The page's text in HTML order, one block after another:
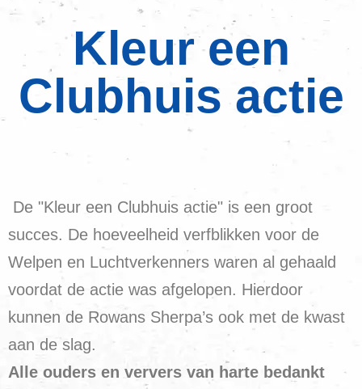
Kleur een
Clubhuis actie
De "Kleur een Clubhuis actie" is een groot
succes. De hoeveelheid verfblikken voor de
Welpen en Luchtverkenners waren al gehaald
voordat de actie was afgelopen. Hierdoor
kunnen de Rowans Sherpa’s ook met de kwast
aan de slag.
Alle ouders en ververs van harte bedankt